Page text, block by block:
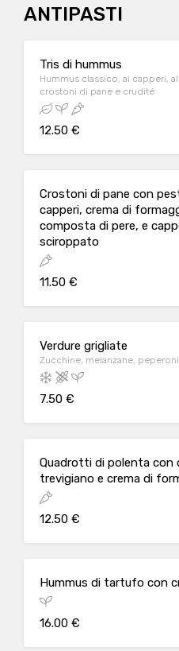
ANTIPASTI
Tris di hummus
Hummus classico, ai capperi,
crostoni di pane e crudité
12.50 €
Crostoni di pane con
capperi, crema di
composta di pere, e
sciroppato
11.50 €
Verdure grigliate
Zucchine, melanzane, peperoni
7.50 €
Quadrotti di polenta con
trevigiano e crema di
12.50 €
Hummus di tartufo con
16.00 €